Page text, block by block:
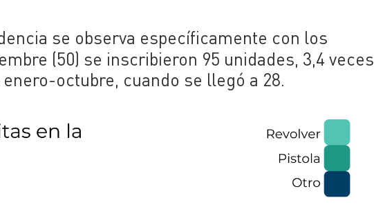
se observa específicamente con los
(50) se inscribieron 95 unidades, 3,4 veces
octubre, cuando se llegó a 28.